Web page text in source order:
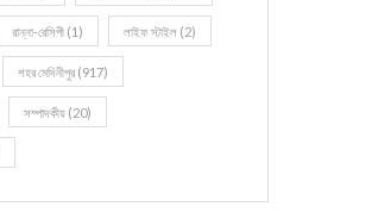
রান্না-রেসিপী (1) লাইফ স্টাইল (2)
শহর মেদিনীপুর (917)
সম্পাদকীয় (20)